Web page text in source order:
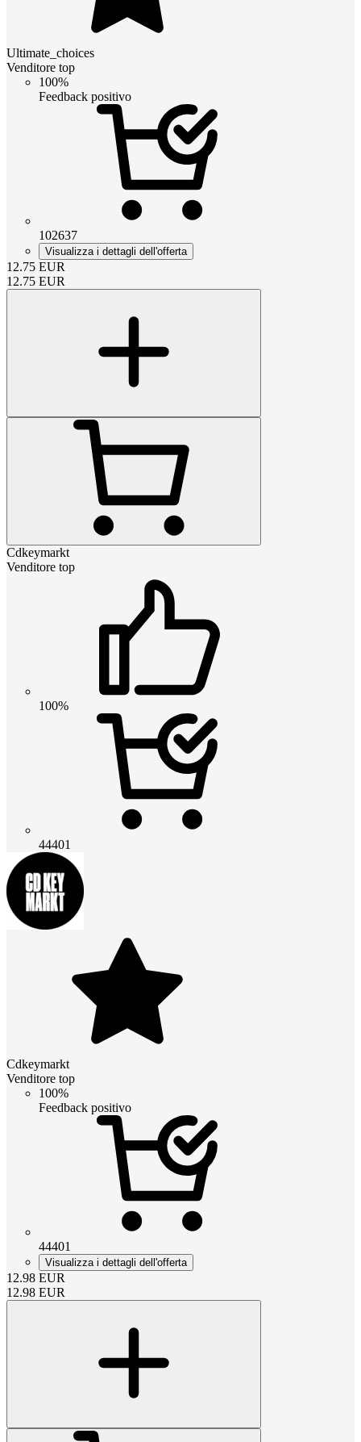
Ultimate_choices
Venditore top
100%
Feedback positivo
102637
Visualizza i dettagli dell'offerta
12.75 EUR
12.75 EUR
Cdkeymarkt
Venditore top
100%
44401
Cdkeymarkt
Venditore top
100%
Feedback positivo
44401
Visualizza i dettagli dell'offerta
12.98 EUR
12.98 EUR